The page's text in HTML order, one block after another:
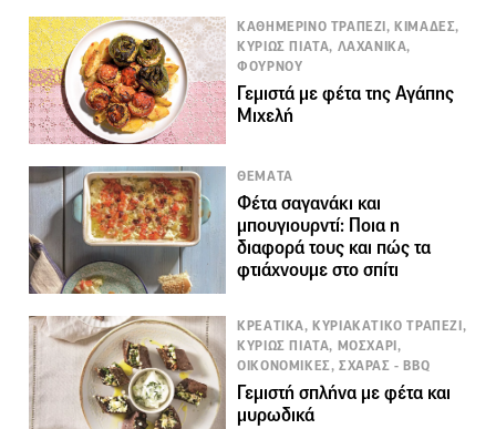
ΚΑΘΗΜΕΡΙΝΟ ΤΡΑΠΕΖΙ, ΚΙΜΑΔΕΣ,
ΚΥΡΙΩΣ ΠΙΑΤΑ, ΛΑΧΑΝΙΚΑ,
ΦΟΥΡΝΟΥ
Γεμιστά με φέτα της Αγάπης
Μιχελή
ΘΕΜΑΤΑ
Φέτα σαγανάκι και
μπουγιουρντί: Ποια η
διαφορά τους και πώς τα
φτιάχνουμε στο σπίτι
ΚΡΕΑΤΙΚΑ, ΚΥΡΙΑΚΑΤΙΚΟ ΤΡΑΠΕΖΙ,
ΚΥΡΙΩΣ ΠΙΑΤΑ, ΜΟΣΧΑΡΙ,
ΟΙΚΟΝΟΜΙΚΕΣ, ΣΧΑΡΑΣ - BBQ
Γεμιστή σπλήνα με φέτα και
μυρωδικά